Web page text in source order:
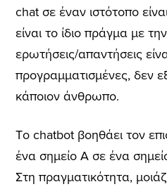
chat σε έναν ιστότοπο
είναι το ίδιο πράγμα με
ερωτήσεις/απαντήσεις
προγραμματισμένες, δεν
κάποιον άνθρωπο.
Τo chatbot βοηθάει τον
ένα σημείο Α σε ένα
Στη πραγματικότητα,